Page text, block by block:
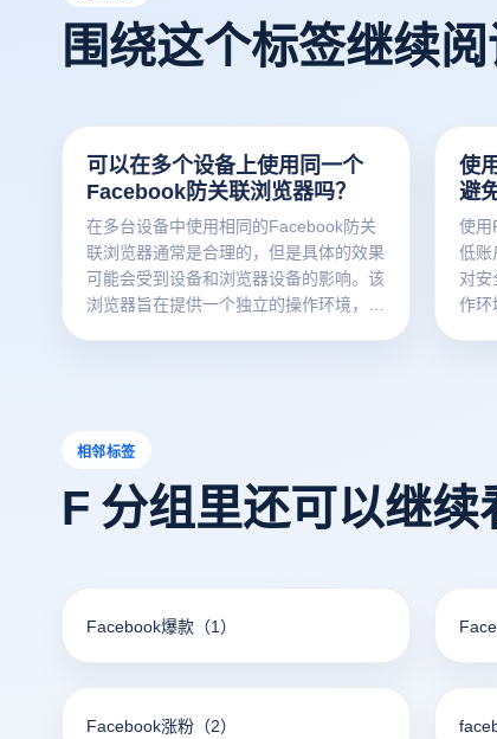
围绕这个标签继续
可以在多个设备上使用同一个
Facebook防关联浏览器吗？
在多台设备中使用相同的Facebook防关
联浏览器通常是合理的，但是具体的效果
可能会受到设备和浏览器设备的影响。该
浏览器旨在提供一个独立的操作环境，以
使
避
使用
低账
对
作环
相邻标签
F 分组里还可以继
Facebook爆款 （1）
Facebook涨粉 （2）